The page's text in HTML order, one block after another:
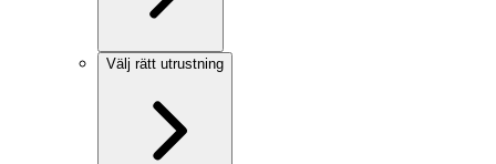
Välj rätt utrustning